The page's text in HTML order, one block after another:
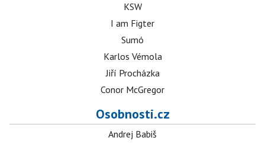
KSW
I am Figter
Sumó
Karlos Vémola
Jiří Procházka
Conor McGregor
Osobnosti.cz
Andrej Babiš